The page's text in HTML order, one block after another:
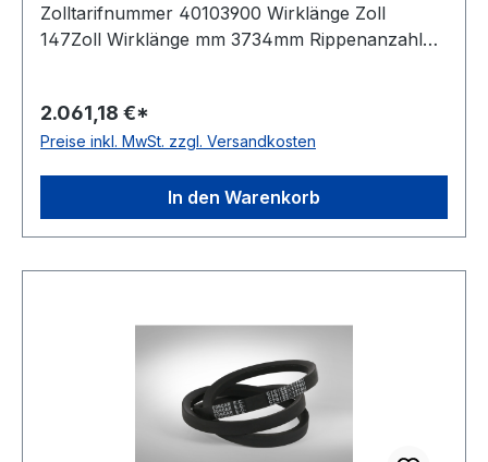
Zolltarifnummer 40103900 Wirklänge Zoll
147Zoll Wirklänge mm 3734mm Rippenanzahl
Zugstrang Polyester Rippenabstand 9,4mm
Höhe 12,0mm
2.061,18 €*
Preise inkl. MwSt. zzgl. Versandkosten
In den Warenkorb